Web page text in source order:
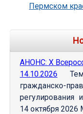
Пермском
АНОНС: Х
14.10.2026
гражданско-
регулирования
14 октября 2026